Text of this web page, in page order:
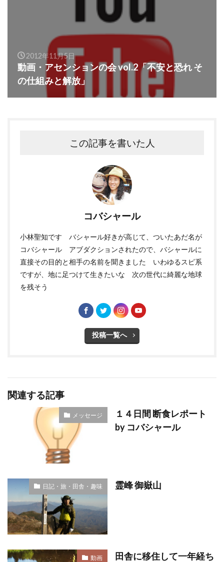
2012年11月5日
動画・アセンションの会 vol.2「不安と恐れ そ
の仕組みと解放」
この記事を書いた人
コバシャール
小林聖知です バシャール好きが高じて、ついたあだ名が
コバシャール アブダクションされたので、バシャールに
直接その目的と相手の名前を聞きました いわゆるスピ系
ですが、地に足つけて生きたいな 次の世代に綺麗な地球
を残そう
投稿一覧へ
関連する記事
メッセージ
１４日間 断食レポート
by コバシャール
日記・旅・田舎・趣味 霊峰 御嶽山
動画
田舎に移住して一年経ち